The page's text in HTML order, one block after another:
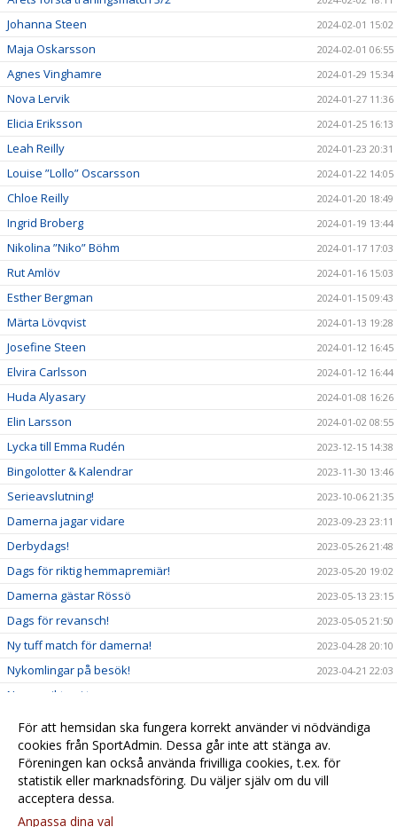
Johanna Steen 2024-02-01 15:02
Maja Oskarsson 2024-02-01 06:55
Agnes Vinghamre 2024-01-29 15:34
Nova Lervik 2024-01-27 11:36
Elicia Eriksson 2024-01-25 16:13
Leah Reilly 2024-01-23 20:31
Louise ”Lollo” Oscarsson 2024-01-22 14:05
Chloe Reilly 2024-01-20 18:49
Ingrid Broberg 2024-01-19 13:44
Nikolina ”Niko” Böhm 2024-01-17 17:03
Rut Amlöv 2024-01-16 15:03
Esther Bergman 2024-01-15 09:43
Märta Lövqvist 2024-01-13 19:28
Josefine Steen 2024-01-12 16:45
Elvira Carlsson 2024-01-12 16:44
Huda Alyasary 2024-01-08 16:26
Elin Larsson 2024-01-02 08:55
Lycka till Emma Rudén 2023-12-15 14:38
Bingolotter & Kalendrar 2023-11-30 13:46
Serieavslutning! 2023-10-06 21:35
Damerna jagar vidare 2023-09-23 23:11
Derbydags! 2023-05-26 21:48
Dags för riktig hemmapremiär! 2023-05-20 19:02
Damerna gästar Rössö 2023-05-13 23:15
Dags för revansch! 2023-05-05 21:50
Ny tuff match för damerna! 2023-04-28 20:10
Nykomlingar på besök! 2023-04-21 22:03
Nya ansikten i truppen
Härlig seger för damerna! 2023-04-16 20:36
Nya tag i helgen! 2023-04-13 22:35
Dags för premiär! 2023-04-07 19:24
För att hemsidan ska fungera korrekt använder vi nödvändiga
cookies från SportAdmin. Dessa går inte att stänga av.
Föreningen kan också använda frivilliga cookies, t.ex. för
statistik eller marknadsföring. Du väljer själv om du vill
acceptera dessa.
Anpassa dina val